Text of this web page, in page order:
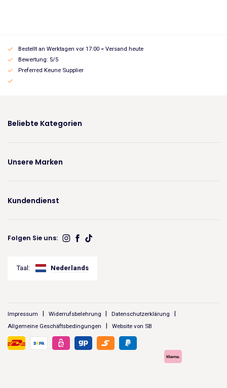
Bestellt an Werktagen vor 17:00 = Versand heute
Bewertung: 5/5
Preferred Keune Supplier
Beliebte Kategorien
Unsere Marken
Kundendienst
Folgen Sie uns:
Taal: Nederlands
Impressum Widerrufsbelehrung
Datenschutzerklärung
Allgemeine Geschäftsbedingungen
Website von SB